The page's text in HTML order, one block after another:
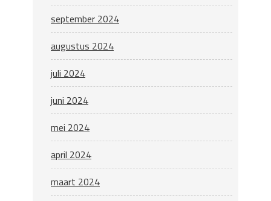
september 2024
augustus 2024
juli 2024
juni 2024
mei 2024
april 2024
maart 2024